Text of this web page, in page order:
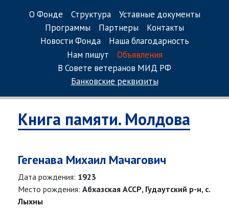
О Фонде Структура
Уставные документы
Программы
Партнеры
Контакты
Новости Фонда
Наша благодарность
Нам пишут
Объявления
В Совете ветеранов МИД РФ
Банковские реквизиты
Книга памяти. Молдова
Гегенава Михаил Мачагович
Дата рождения: 1923
Место рождения: Абхазская АССР, Гудаутский р-н, с.
Лыхны